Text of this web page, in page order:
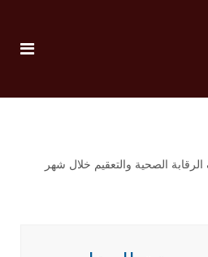
الصحية والتعقيم خلال شهر